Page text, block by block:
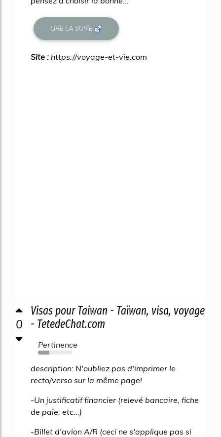
LIRE LA SUITE
Site : https://voyage-et-vie.com
0
Visas pour Taiwan - Taïwan, visa, voyage
- TetedeChat.com
Pertinence
33%
description: N'oubliez pas d'imprimer le
recto/verso sur la même page!
-Un justificatif financier (relevé bancaire, fiche
de paie, etc...)
-Billet d'avion A/R (ceci ne s'applique pas si